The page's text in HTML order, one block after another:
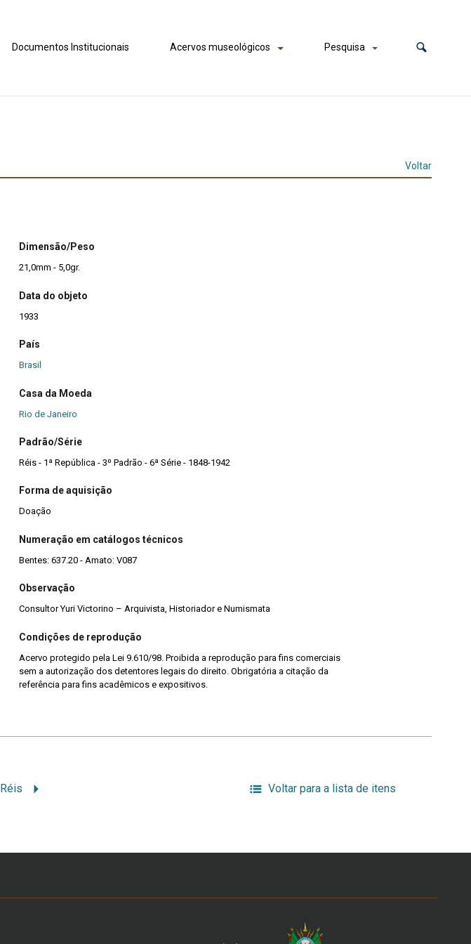
Documentos Institucionais Acervos museológicos Pesquisa
Voltar
Dimensão/Peso
21,0mm - 5,0gr.
Data do objeto
1933
País
Brasil
Casa da Moeda
Rio de Janeiro
Padrão/Série
Réis - 1ª República - 3º Padrão - 6ª Série - 1848-1942
Forma de aquisição
Doação
Numeração em catálogos técnicos
Bentes: 637.20 - Amato: V087
Observação
Consultor Yuri Victorino – Arquivista, Historiador e Numismata
Condições de reprodução
Acervo protegido pela Lei 9.610/98. Proibida a reprodução para fins comerciais
sem a autorização dos detentores legais do direito. Obrigatória a citação da
referência para fins acadêmicos e expositivos.
Réis Voltar para a lista de itens